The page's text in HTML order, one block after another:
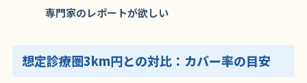
専門家のレポートが欲しい
想定診療圏3km円との対比：カバー率の目安